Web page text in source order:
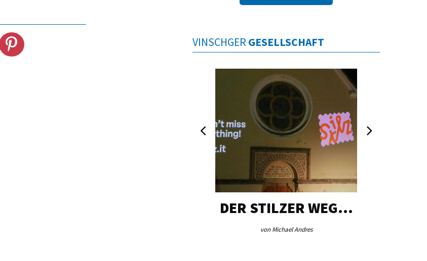
VINSCHGER GESELLSCHAFT
DER STILZER WEG…
von Michael Andres